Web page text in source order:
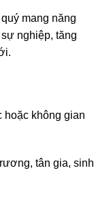
mang năng
nghiệp, tăng
hoặc không gian
tân gia, sinh